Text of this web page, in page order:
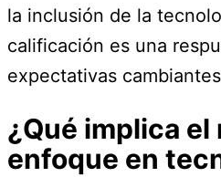
la inclusión de la
calificación es una
expectativas
¿Qué implica el
enfoque en